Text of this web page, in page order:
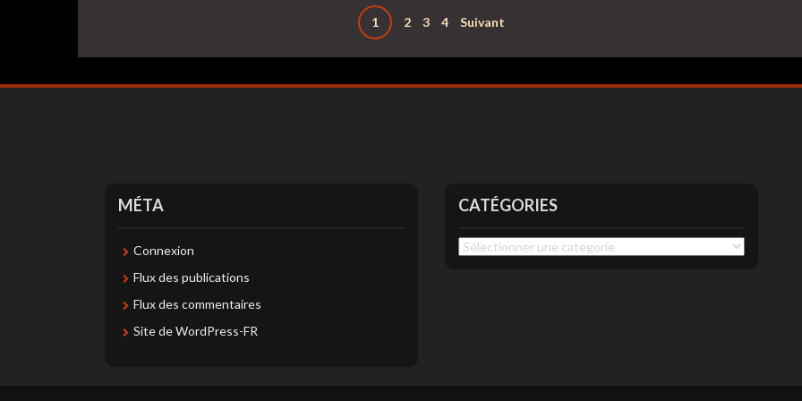
publications
1 2 3 4 Suivant
MÉTA
Connexion
Flux des publications
Flux des commentaires
Site de WordPress-FR
CATÉGORIES
Catégories